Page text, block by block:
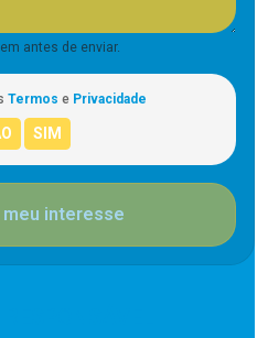
antes de enviar.
Termos e Privacidade
meu interesse